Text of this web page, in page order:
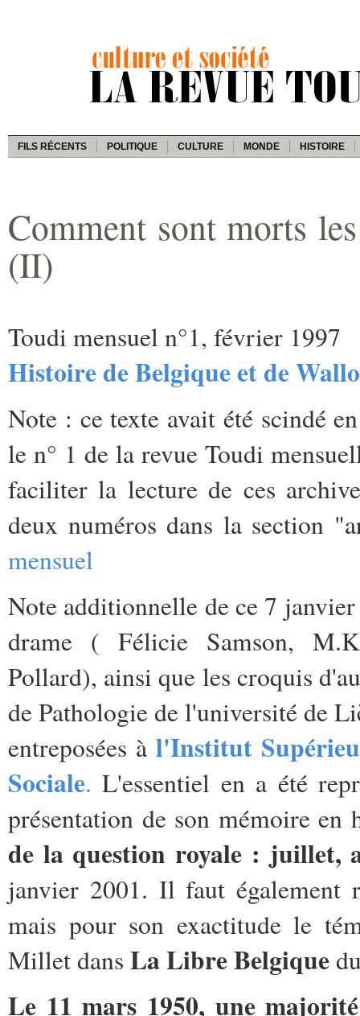
FILS RÉCENTS POLITIQUE CULTURE MONDE HISTOIRE
Comment sont morts
(II)
Toudi mensuel n°1, février 1997
Histoire de Belgique et de
Note : ce texte avait été scindé
le n° 1 de la revue Toudi
faciliter la lecture de ces
deux numéros dans la section
mensuel
Note additionnelle de ce 7
drame ( Félicie Samson,
Pollard), ainsi que les croquis
de Pathologie de l'université de
entreposées à l'Institut
Sociale. L'essentiel en a été
présentation de son mémoire
de la question royale : juillet,
janvier 2001. Il faut également
mais pour son exactitude le
Millet dans La Libre Belgique
Le 11 mars 1950, une